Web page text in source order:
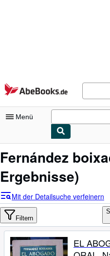
Zum Hauptinhalt
AbeBooks.de
Menü
Nutzerkonto
Logout
Detailsuche
Sammlungen
Antiquarische Bücher
Kunst & Sammlerstücke
Fernández
Ergebnisse)
Mit der Detailsuche verfeinern
Filtern
EL